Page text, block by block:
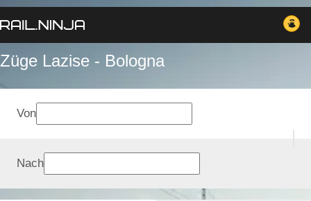
Züge Lazise - Bologna
Von
Nach